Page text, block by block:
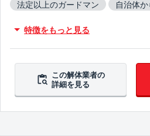
法定以上のガードマン
自治体
吹付アスベスト撤去対応
ブロ
翌営業日までに
特徴をもっと見る
この解体業者の
詳細を見る